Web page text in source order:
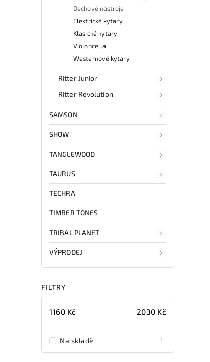
Dechové nástroje
Elektrické kytary
Klasické kytary
Violoncella
Westernové kytary
Ritter Junior
Ritter Revolution
SAMSON
SHOW
TANGLEWOOD
TAURUS
TECHRA
TIMBER TONES
TRIBAL PLANET
VÝPRODEJ
FILTRY
1160 Kč 2030 Kč
Na skladě 1